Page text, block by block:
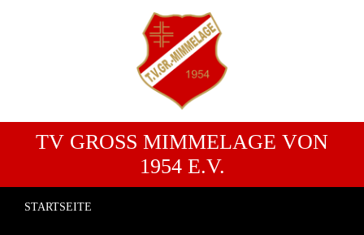
TV GROSS MIMMELAGE VON 1
954 E.V.
STARTSEITE